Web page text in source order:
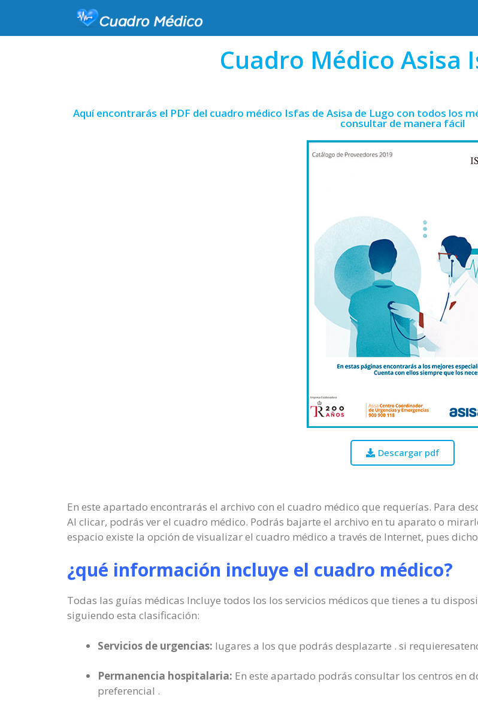
Cuadro Médico Asisa
Aquí encontrarás el PDF del cuadro médico Isfas de Asisa de Lugo con todos los
consultar de manera fácil
Descargar pdf
En este apartado encontrarás el archivo con el cuadro médico que requerías. Para
Al clicar, podrás ver el cuadro médico. Podrás bajarte el archivo en tu aparato o
espacio existe la opción de visualizar el cuadro médico a través de Internet, pues
¿qué información incluye el cuadro médico?
Todas las guías médicas Incluye todos los los servicios médicos que tienes a tu
siguiendo esta clasificación:
Servicios de urgencias: lugares a los que podrás desplazarte . si
Permanencia hospitalaria: En este apartado podrás consultar los centros en
preferencial .